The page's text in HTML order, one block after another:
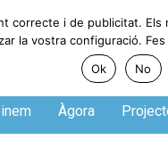
Àgora
correcte i de publicitat.
la vostra configuració.
Ok
No